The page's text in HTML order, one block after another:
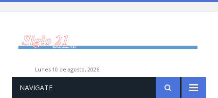
lunes 10 de agosto, 2026
NAVIGATE